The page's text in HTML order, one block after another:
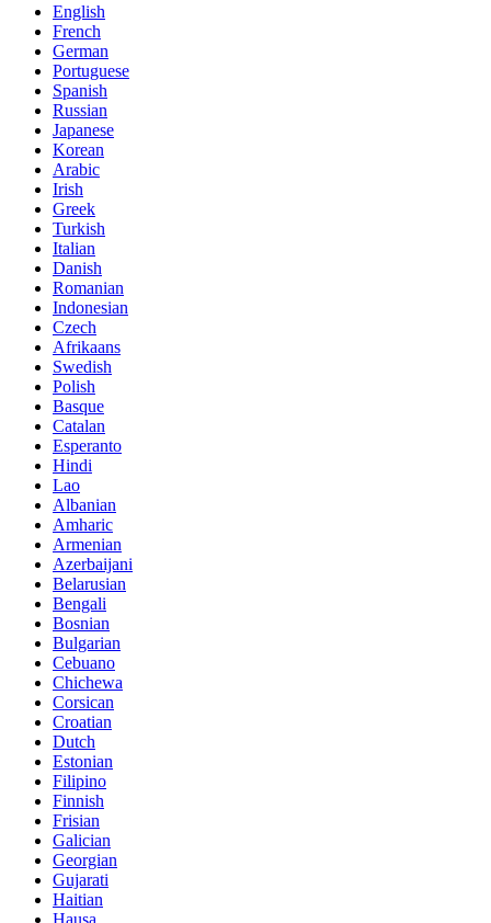
English
French
German
Portuguese
Spanish
Russian
Japanese
Korean
Arabic
Irish
Greek
Turkish
Italian
Danish
Romanian
Indonesian
Czech
Afrikaans
Swedish
Polish
Basque
Catalan
Esperanto
Hindi
Lao
Albanian
Amharic
Armenian
Azerbaijani
Belarusian
Bengali
Bosnian
Bulgarian
Cebuano
Chichewa
Corsican
Croatian
Dutch
Estonian
Filipino
Finnish
Frisian
Galician
Georgian
Gujarati
Haitian
Hausa